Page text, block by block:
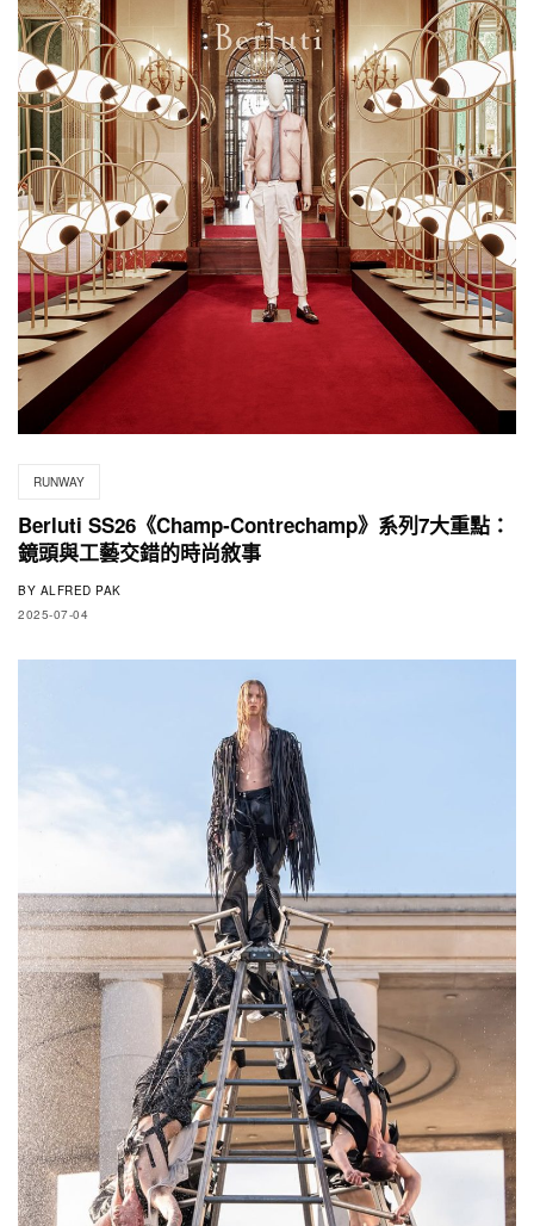
RUNWAY
Berluti SS26《Champ‑Contrechamp》系列7大重點：
鏡頭與工藝交錯的時尚敘事
BY ALFRED PAK
2025-07-04